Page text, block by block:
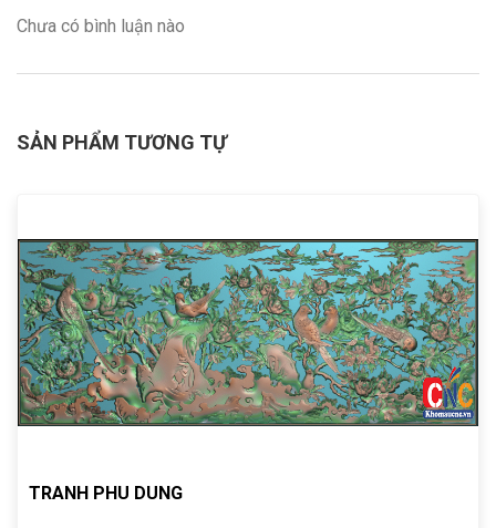
Chưa có bình luận nào
SẢN PHẨM TƯƠNG TỰ
TRANH PHU DUNG